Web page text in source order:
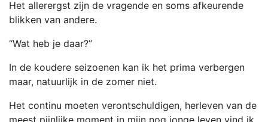
Het allerergst zijn de vragende en soms afkeurende
blikken van andere.
“Wat heb je daar?”
In de koudere seizoenen kan ik het prima verbergen
maar, natuurlijk in de zomer niet.
Het continu moeten verontschuldigen, herleven van de